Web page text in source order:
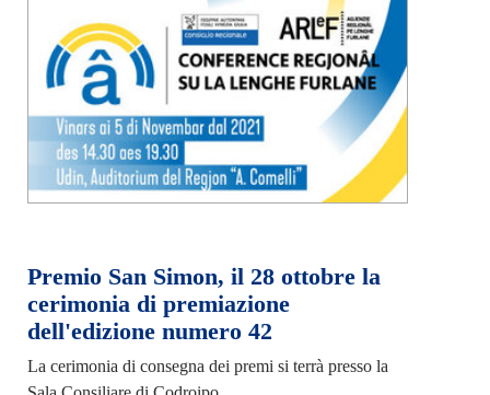
Premio San Simon, il 28 ottobre la
cerimonia di premiazione
dell'edizione numero 42
La cerimonia di consegna dei premi si terrà presso la